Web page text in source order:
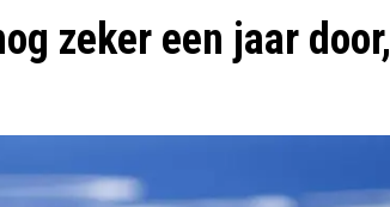
zeker een jaar door,